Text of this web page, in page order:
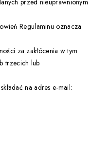
przed nieuprawnionym
Regulaminu oznacza
za zakłócenia w tym
trzecich lub
na adres e-mail: